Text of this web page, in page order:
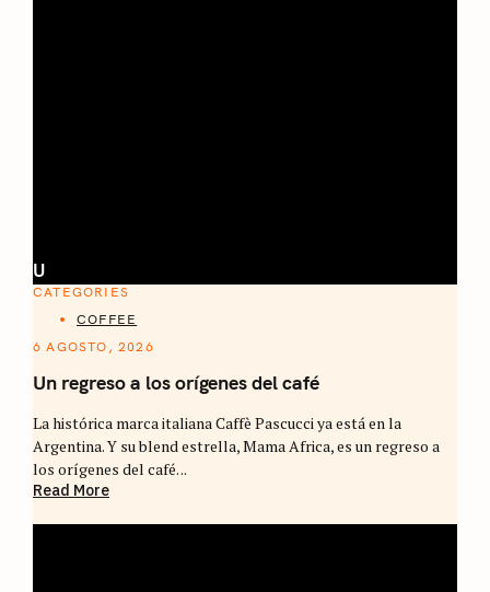
U
CATEGORIES
COFFEE
6 AGOSTO, 2026
Un regreso a los orígenes del café
La histórica marca italiana Caffè Pascucci ya está en la
Argentina. Y su blend estrella, Mama Africa, es un regreso a
los orígenes del café. ..
Read More